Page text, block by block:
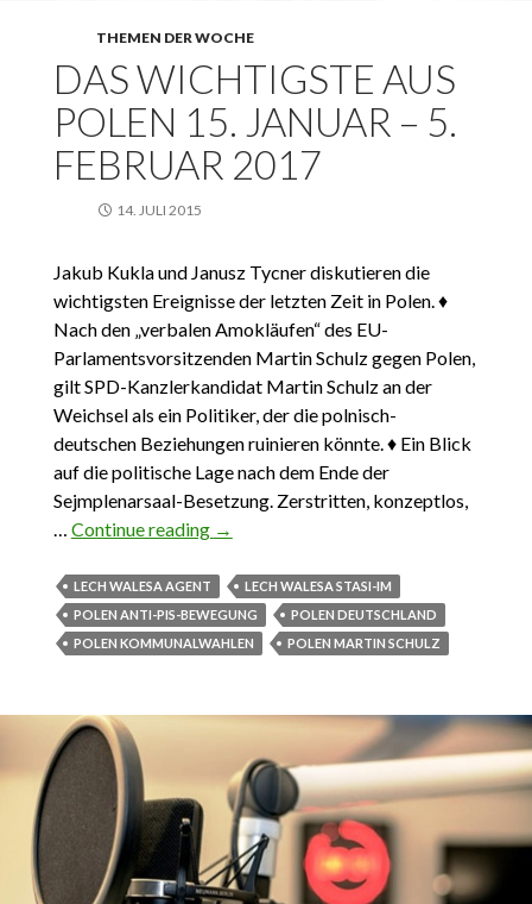
THEMEN DER WOCHE
DAS WICHTIGSTE AUS
POLEN 15. JANUAR – 5.
FEBRUAR 2017
14. JULI 2015
Jakub Kukla und Janusz Tycner diskutieren die
wichtigsten Ereignisse der letzten Zeit in Polen. ♦
Nach den „verbalen Amokläufen“ des EU-
Parlamentsvorsitzenden Martin Schulz gegen Polen,
gilt SPD-Kanzlerkandidat Martin Schulz an der
Weichsel als ein Politiker, der die polnisch-
deutschen Beziehungen ruinieren könnte. ♦ Ein Blick
auf die politische Lage nach dem Ende der
Sejmplenarsaal-Besetzung. Zerstritten, konzeptlos,
… Continue reading DAS WICHTIGSTE AUS POLEN 15.
→
LECH WALESA AGENT
LECH WALESA STASI-IM
POLEN ANTI-PIS-BEWEGUNG
POLEN DEUTSCHLAND
POLEN KOMMUNALWAHLEN
POLEN MARTIN SCHULZ